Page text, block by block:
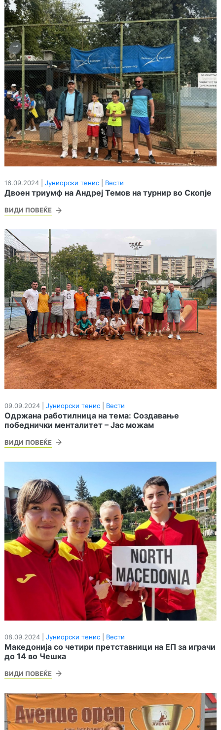
16.09.2024 | Јуниорски тенис Вести
Двоен триумф на Андреј Темов на турнир во Скопје
ВИДИ ПОВЕЌЕ
09.09.2024 | Јуниорски тенис Вести
Одржана работилница на тема: Создавање
победнички менталитет – Јас можам
ВИДИ ПОВЕЌЕ
08.09.2024 | Јуниорски тенис Вести
Македонија со четири претставници на ЕП за играчи
до 14 во Чешка
ВИДИ ПОВЕЌЕ